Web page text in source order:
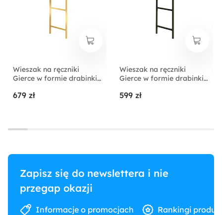
Wieszak na ręczniki
Gierce w formie drabinki
679 zł
Wieszak na ręczniki
Gierce w formie drabinki
599 zł
Zapisz się do newslettera i nie
przegap okazji
Informacje o promocjach Rankingi